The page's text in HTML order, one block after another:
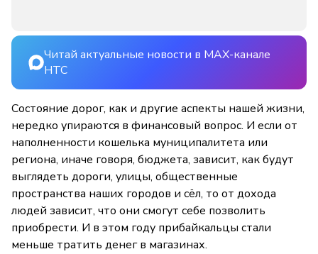
Читай актуальные новости в MAX-канале
НТС
Состояние дорог, как и другие аспекты нашей жизни,
нередко упираются в финансовый вопрос. И если от
наполненности кошелька муниципалитета или
региона, иначе говоря, бюджета, зависит, как будут
выглядеть дороги, улицы, общественные
пространства наших городов и сёл, то от дохода
людей зависит, что они смогут себе позволить
приобрести. И в этом году прибайкальцы стали
меньше тратить денег в магазинах.